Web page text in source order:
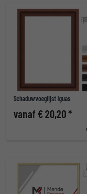
Schaduwvoeglijst Iguas
vanaf € 20,20 *